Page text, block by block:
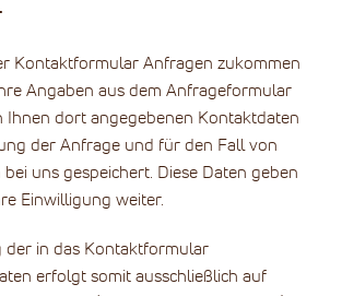
Kontaktformular Anfragen zukommen
Angaben aus dem Anfrageformular
Ihnen dort angegebenen Kontaktdaten
der Anfrage und für den Fall von
uns gespeichert. Diese Daten geben
Einwilligung weiter.
der in das Kontaktformular
erfolgt somit ausschließlich auf